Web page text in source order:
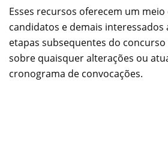
Esses recursos oferecem um
candidatos e demais interessados
etapas subsequentes do
sobre quaisquer alterações ou
cronograma de convocações.